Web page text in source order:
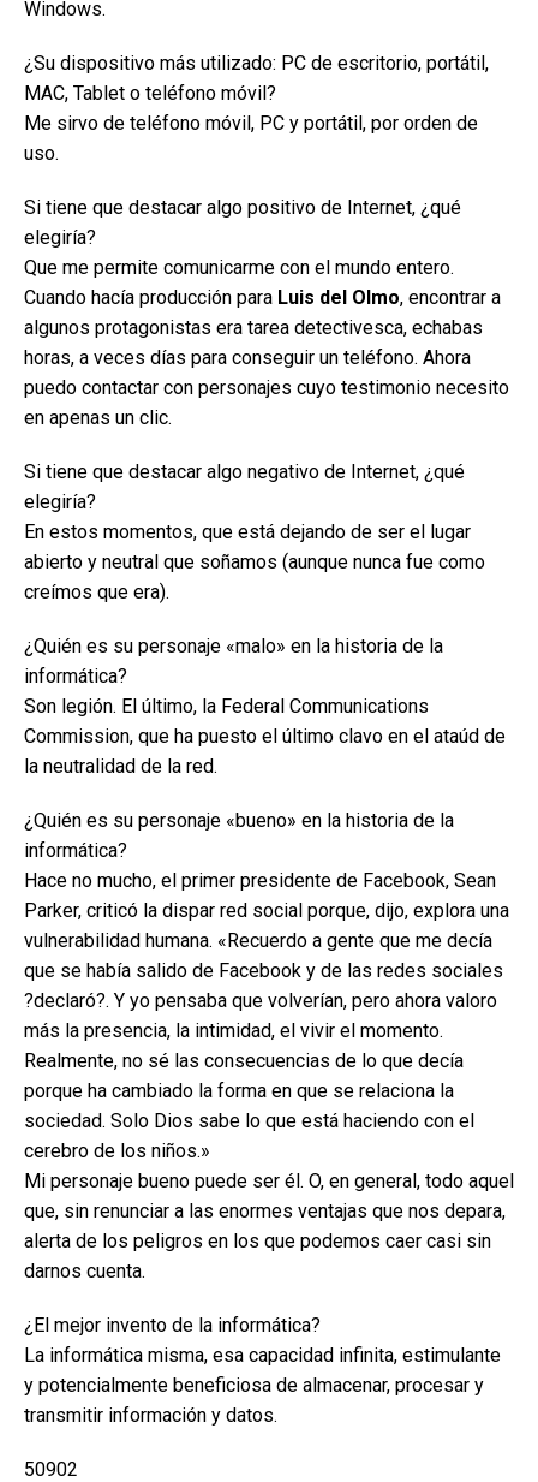
Windows.
¿Su dispositivo más utilizado: PC de escritorio, portátil,
MAC, Tablet o teléfono móvil?
Me sirvo de teléfono móvil, PC y portátil, por orden de
uso.
Si tiene que destacar algo positivo de Internet, ¿qué
elegiría?
Que me permite comunicarme con el mundo entero.
Cuando hacía producción para Luis del Olmo, encontrar a
algunos protagonistas era tarea detectivesca, echabas
horas, a veces días para conseguir un teléfono. Ahora
puedo contactar con personajes cuyo testimonio necesito
en apenas un clic.
Si tiene que destacar algo negativo de Internet, ¿qué
elegiría?
En estos momentos, que está dejando de ser el lugar
abierto y neutral que soñamos (aunque nunca fue como
creímos que era).
¿Quién es su personaje «malo» en la historia de la
informática?
Son legión. El último, la Federal Communications
Commission, que ha puesto el último clavo en el ataúd de
la neutralidad de la red.
¿Quién es su personaje «bueno» en la historia de la
informática?
Hace no mucho, el primer presidente de Facebook, Sean
Parker, criticó la dispar red social porque, dijo, explora una
vulnerabilidad humana. «Recuerdo a gente que me decía
que se había salido de Facebook y de las redes sociales
?declaró?. Y yo pensaba que volverían, pero ahora valoro
más la presencia, la intimidad, el vivir el momento.
Realmente, no sé las consecuencias de lo que decía
porque ha cambiado la forma en que se relaciona la
sociedad. Solo Dios sabe lo que está haciendo con el
cerebro de los niños.»
Mi personaje bueno puede ser él. O, en general, todo aquel
que, sin renunciar a las enormes ventajas que nos depara,
alerta de los peligros en los que podemos caer casi sin
darnos cuenta.
¿El mejor invento de la informática?
La informática misma, esa capacidad infinita, estimulante
y potencialmente beneficiosa de almacenar, procesar y
transmitir información y datos.
50902